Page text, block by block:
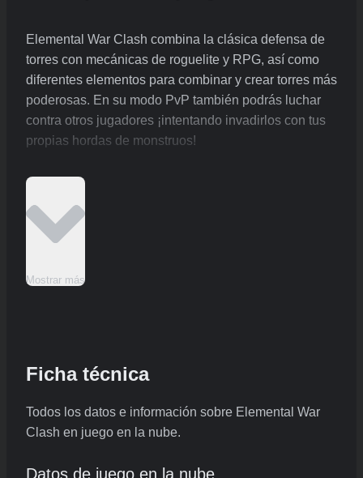
Elemental War Clash combina la clásica defensa de
torres con mecánicas de roguelite y RPG, así como
diferentes elementos para combinar y crear torres más
poderosas. En su modo PvP también podrás luchar
contra otros jugadores ¡intentando invadirlos con tus
propias hordas de monstruos!
Mostrar más
Ficha técnica
Todos los datos e información sobre Elemental War
Clash en juego en la nube.
Datos de juego en la nube